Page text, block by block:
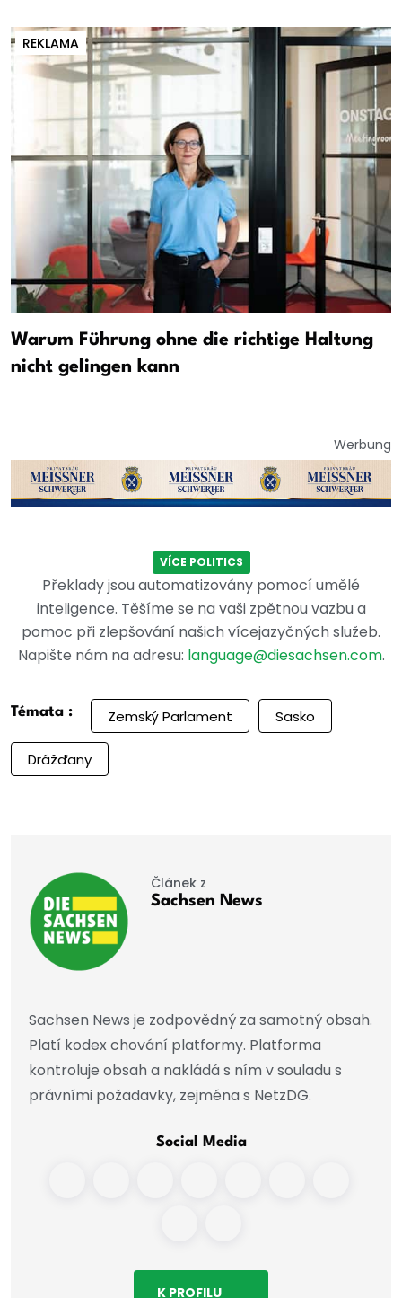
REKLAMA
Warum Führung ohne die richtige Haltung
nicht gelingen kann
Werbung
VÍCE POLITICS
Překlady jsou automatizovány pomocí umělé
inteligence. Těšíme se na vaši zpětnou vazbu a
pomoc při zlepšování našich vícejazyčných služeb.
Napište nám na adresu: language@diesachsen.com.
Témata : Zemský Parlament Sasko
Drážďany
Článek z
Sachsen News
Sachsen News je zodpovědný za samotný obsah.
Platí kodex chování platformy. Platforma
kontroluje obsah a nakládá s ním v souladu s
právními požadavky, zejména s NetzDG.
Social Media
K PROFILU